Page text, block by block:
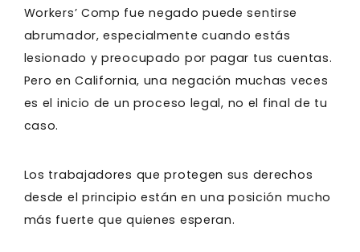
Workers’ Comp fue negado puede sentirse
abrumador, especialmente cuando estás
lesionado y preocupado por pagar tus cuentas.
Pero en California, una negación muchas veces
es el inicio de un proceso legal, no el final de tu
caso.
Los trabajadores que protegen sus derechos
desde el principio están en una posición mucho
más fuerte que quienes esperan.